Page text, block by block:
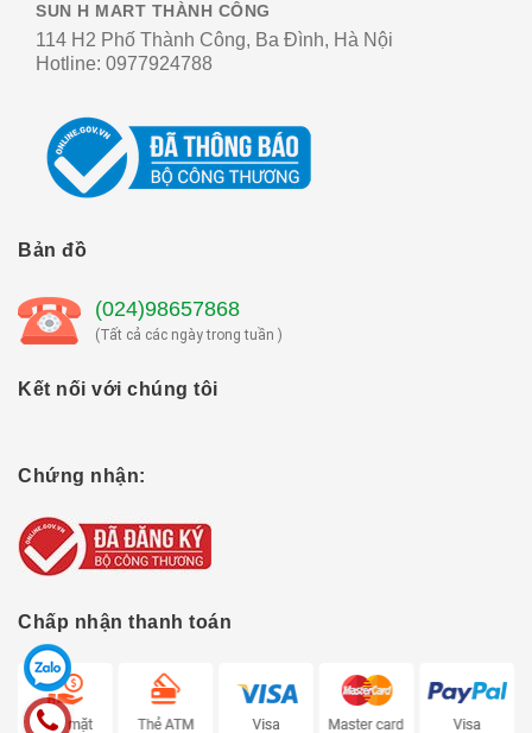
SUN H MART THÀNH CÔNG
114 H2 Phố Thành Công, Ba Đình, Hà Nội
Hotline: 0977924788
Bản đồ
(024)98657868
(Tất cả các ngày trong tuần )
Kết nối với chúng tôi
Chứng nhận:
Chấp nhận thanh toán